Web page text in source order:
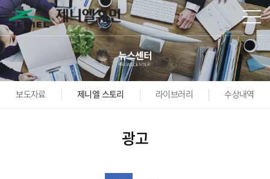
본문바로가기
보도자료 제니엘 스토리 라이브러리 수상내역
광고